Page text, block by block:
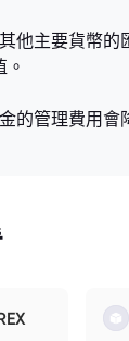
他主要貨幣的
的管理費用會